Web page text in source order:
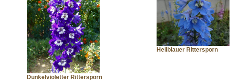
Dunkelvioletter Rittersporn
Hellblauer Rittersporn